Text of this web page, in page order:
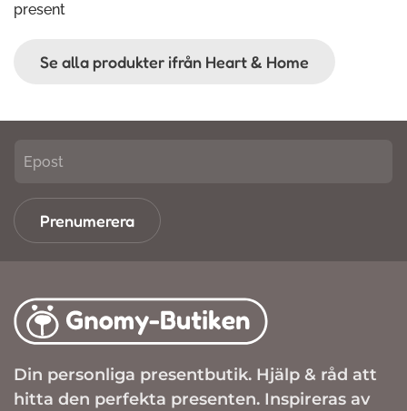
present
Se alla produkter ifrån Heart & Home
Prenumerera
Din personliga presentbutik. Hjälp & råd att
hitta den perfekta presenten. Inspireras av